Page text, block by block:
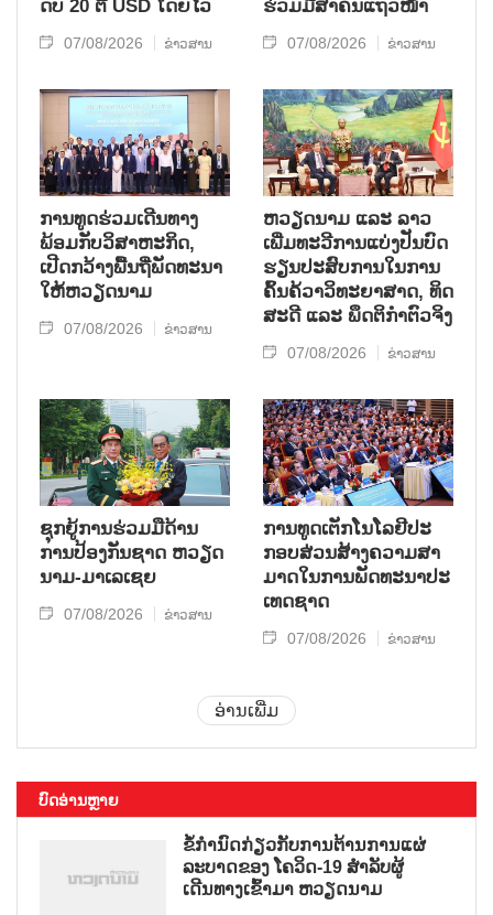
ດັບ 20 ຕື້ USD ໂດຍ​ໄວ
07/08/2026 ຂ່າວສານ
ຮ່ວມ​ມື​ສຳ​ຄັນ​ແຖວ​ໜ້າ
07/08/2026 ຂ່າວສານ
ການ​ທູດ​ຮ່ວມ​ເດີນ​ທາງ​
ພ້ອມກັບ​ວິ​ສາ​ຫະ​ກ​ິດ,
ເປີດກວ້າງ​ພື້ນ​ຖີ່​ພັດ​ທະ​ນາ​
ໃຫ້​ຫວຽດ​ນາມ
07/08/2026 ຂ່າວສານ
ຫວຽດ​ນາມ ແລະ ລາວ​
ເພີ່ມ​ທະ​ວີ​ການ​ແບ່​ງ​ປັນ​ບົດ​
ຮຽນ​ປະ​ສົບ​ການ​ໃນ​ການ​
ຄົ້ນ​ຄ້​ວາ​ວິ​ທະ​ຍາ​ສາດ, ທິດ​
ສະ​ດີ ແລະ ພຶດ​ຕິ​ກຳຕົວ​ຈິງ
07/08/2026 ຂ່າວສານ
ຊຸກ​ຍູ້​ການ​ຮ່ວມ​ມື​ດ້ານ​
ການ​ປ້ອງ​ກັນ​ຊາດ ຫວຽດ​
ນາມ-ມາ​ເລ​ເຊຍ
07/08/2026 ຂ່າວສານ
ການ​ທູດ​ເຕັກ​ໂນ​ໂລ​ຢີ​ປະ​
ກອບ​ສ່ວນ​ສ້າງ​ຄວາມ​ສາ​
ມາດ​ໃນ​ການ​ພັດ​ທະ​ນາ​ປະ​
ເທດ​ຊາດ
07/08/2026 ຂ່າວສານ
ອ່ານເພີ່ມ
ບົດອ່ານຫຼາຍ
ຂໍ້ກຳນົດກ່ຽວກັບການຕ້ານການແຜ່
ລະບາດຂອງ ໂຄວິດ-19 ສຳລັບຜູ້
ເດີນທາງເຂົ້າມາ ຫວຽດນາມ